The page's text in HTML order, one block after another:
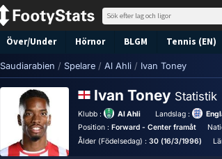
Över/Under Hörnor BLGM Tennis (EN)
Saudiarabien / Spelare / Al Ahli / Ivan Toney
Ivan Toney Statistik
Klubb : Al Ahli Landslag :
Position :Forward - Center framåt
Ålder (Födelsedag) :30 (16/3/1996)